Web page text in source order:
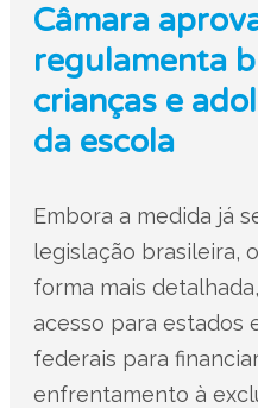
Câmara
regulamenta
crianças e
da escola
Embora a medida já
legislação brasileira,
forma mais
acesso para estados
federais para
enfrentamento à